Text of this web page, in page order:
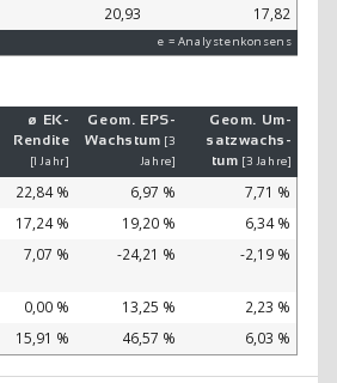
20,93 17,82
e = Analystenkonsens
ø EK-
Ren­di­te
[1 Jahr]
Geom. EPS-
Wachs­tum [3
Jahre]
Geom. Um­
satz­wachs­
tum [3 Jahre]
22,84 % 6,97 %
7,71 %
17,24 % 19,20 %
6,34 %
7,07 % -24,21 % -2,19 %
0,00 % 13,25 %
2,23 %
15,91 % 46,57 % 6,03 %